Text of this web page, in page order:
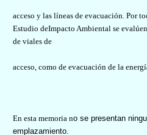
acceso y las líneas de evacuación. Por
Estudio deImpacto Ambiental se
de viales de
acceso, como de evacuación de la
En esta memoria no se presentan
emplazamiento.